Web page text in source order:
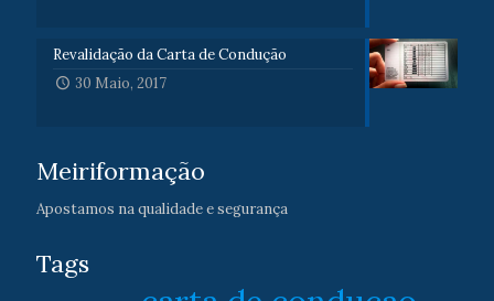
Revalidação da Carta de Condução
30 Maio, 2017
Meiriformação
Apostamos na qualidade e segurança
Tags